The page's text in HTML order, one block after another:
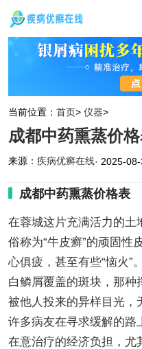
当前位置： 首页> 仪器>
成都中药熏蒸价
来源： 疾病优癣在线· 2025-
成都中药熏蒸价格表
在蓉城这片充满活力的土
俗称为“牛皮癣”的顽固性
心俱疲，甚至有些“恼火”
白鳞屑覆盖的斑块，那种
被他人投来的异样目光，
许多病友在寻求缓解的路
在意治疗的经济负担，尤